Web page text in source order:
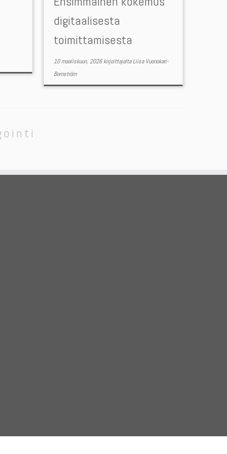
digitaalisesta
toimittamisesta
10 maaliskuun, 2026 kirjoittajaltaLiisa Vuonokari-
Bomström